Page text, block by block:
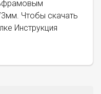
Чтобы скачать
Инструкция